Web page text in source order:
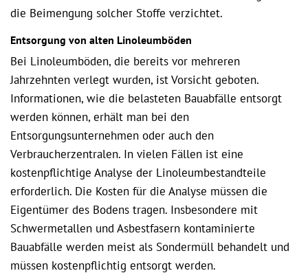
die Beimengung solcher Stoffe verzichtet.
Entsorgung von alten Linoleumböden
Bei Linoleumböden, die bereits vor mehreren
Jahrzehnten verlegt wurden, ist Vorsicht geboten.
Informationen, wie die belasteten Bauabfälle entsorgt
werden können, erhält man bei den
Entsorgungsunternehmen oder auch den
Verbraucherzentralen. In vielen Fällen ist eine
kostenpflichtige Analyse der Linoleumbestandteile
erforderlich. Die Kosten für die Analyse müssen die
Eigentümer des Bodens tragen. Insbesondere mit
Schwermetallen und Asbestfasern kontaminierte
Bauabfälle werden meist als Sondermüll behandelt und
müssen kostenpflichtig entsorgt werden.